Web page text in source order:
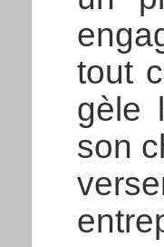
tout
gèle
son